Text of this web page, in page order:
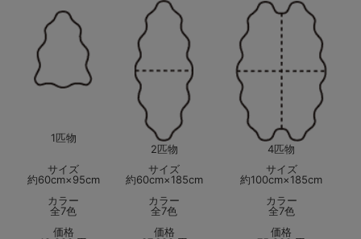
1匹物
2匹物
4匹物
サイズ
約60cm×95cm
カラー
全7色
価格
サイズ
約60cm×185cm
カラー
全7色
価格
サイズ
約100cm×185cm
カラー
全7色
価格